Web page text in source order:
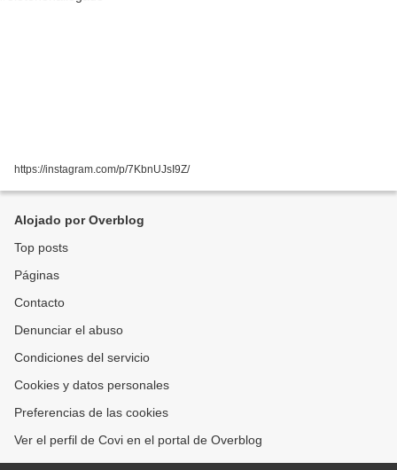
https://instagram.com/p/7KbnUJsI9Z/
Alojado por Overblog
Top posts
Páginas
Contacto
Denunciar el abuso
Condiciones del servicio
Cookies y datos personales
Preferencias de las cookies
Ver el perfil de Covi en el portal de Overblog